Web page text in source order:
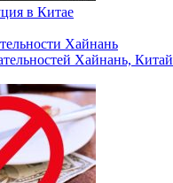
в Китае
Хайнань, Китай